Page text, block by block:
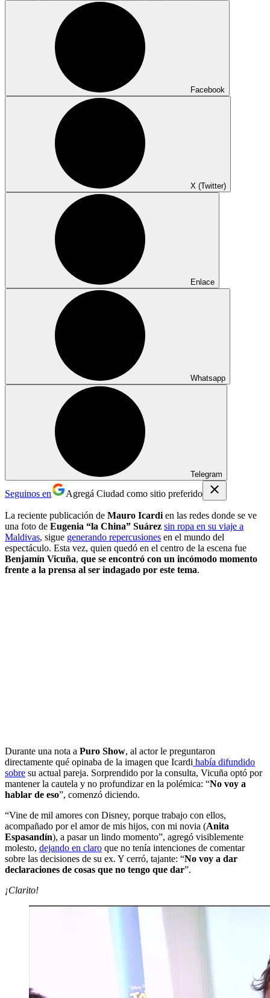
Facebook
X (Twitter)
Enlace
Whatsapp
Telegram
Seguinos en Agregá Ciudad como sitio preferido
La reciente publicación de Mauro Icardi en las redes donde se ve
una foto de Eugenia “la China” Suárez sin ropa en su viaje a
Maldivas, sigue generando repercusiones en el mundo del
espectáculo. Esta vez, quien quedó en el centro de la escena fue
Benjamín Vicuña, que se encontró con un incómodo momento
frente a la prensa al ser indagado por este tema.
Durante una nota a Puro Show, al actor le preguntaron
directamente qué opinaba de la imagen que Icardi había difundido
sobre su actual pareja. Sorprendido por la consulta, Vicuña optó por
mantener la cautela y no profundizar en la polémica: “No voy a
hablar de eso”, comenzó diciendo.
“Vine de mil amores con Disney, porque trabajo con ellos,
acompañado por el amor de mis hijos, con mi novia (Anita
Espasandín), a pasar un lindo momento”, agregó visiblemente
molesto, dejando en claro que no tenía intenciones de comentar
sobre las decisiones de su ex. Y cerró, tajante: “No voy a dar
declaraciones de cosas que no tengo que dar”.
¡Clarito!